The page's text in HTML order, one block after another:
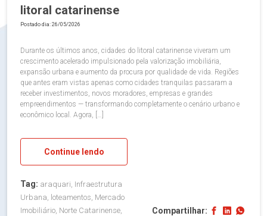
litoral catarinense
Postado dia: 26/05/2026
Durante os últimos anos, cidades do litoral catarinense viveram um
crescimento acelerado impulsionado pela valorização imobiliária,
expansão urbana e aumento da procura por qualidade de vida. Regiões
que antes eram vistas apenas como cidades tranquilas passaram a
receber investimentos, novos moradores, empresas e grandes
empreendimentos — transformando completamente o cenário urbano e
econômico local. Agora, […]
Continue lendo
Tag: araquari, Infraestrutura
Urbana, loteamentos, Mercado
Imobiliário, Norte Catarinense,
Compartilhar: